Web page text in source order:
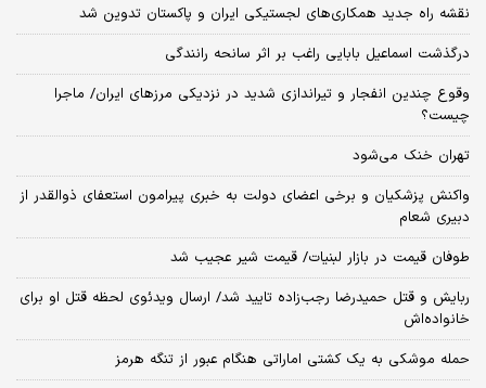
نقشه راه جدید همکاری‌های لجستیکی ایران و پاکستان تدوین شد
درگذشت اسماعیل بابایی راغب بر اثر سانحه رانندگی
وقوع چندین انفجار و تیراندازی شدید در نزدیکی مرز‌های ایران/ ماجرا
چیست؟
تهران خنک می‌شود
واکنش پزشکیان و برخی اعضای دولت به خبری پیرامون استعفای ذوالقدر از
دبیری شعام
طوفان قیمت در بازار لبنیات/ قیمت شیر عجیب شد
ربایش و قتل حمیدرضا رجب‌زاده تایید شد/ ارسال ویدئوی لحظه قتل او برای
خانواده‌اش
حمله موشکی به یک کشتی اماراتی هنگام عبور از تنگه هرمز